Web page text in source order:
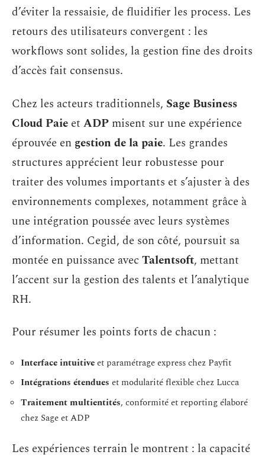
d’éviter la ressaisie, de fluidifier les process. Les
retours des utilisateurs convergent : les
workflows sont solides, la gestion fine des droits
d’accès fait consensus.
Chez les acteurs traditionnels, Sage Business
Cloud Paie et ADP misent sur une expérience
éprouvée en gestion de la paie. Les grandes
structures apprécient leur robustesse pour
traiter des volumes importants et s’ajuster à des
environnements complexes, notamment grâce à
une intégration poussée avec leurs systèmes
d’information. Cegid, de son côté, poursuit sa
montée en puissance avecTalentsoft, mettant
l’accent sur la gestion des talents et l’analytique
RH.
Pour résumer les points forts de chacun :
Interface intuitiveet paramétrage express chez Payfit
Intégrations étendues et modularité flexible chez Lucca
Traitement multientités, conformité et reporting élaboré
chez Sage et ADP
Les expériences terrain le montrent : la capacité